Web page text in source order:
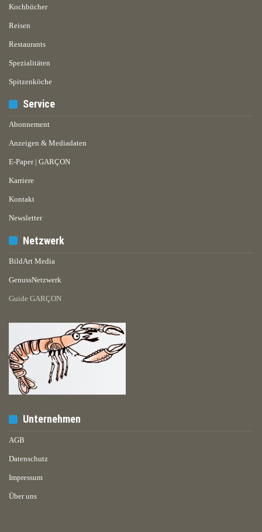
Kochbücher
Reisen
Restaurants
Spezialitäten
Spitzenköche
Service
Abonnement
Anzeigen & Mediadaten
E-Paper | GARÇON
Karriere
Kontakt
Newsletter
Netzwerk
BildArt Media
GenussNetzwerk
Guide GARÇON
Unternehmen
AGB
Datenschutz
Impressum
Über uns